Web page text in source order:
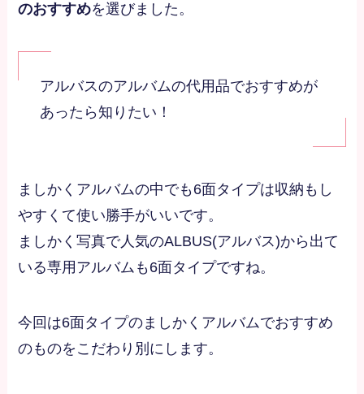
のおすすめを選びました。
アルバスのアルバムの代用品でおすすめが
あったら知りたい！
ましかくアルバムの中でも6面タイプは収納もし
やすくて使い勝手がいいです。
ましかく写真で人気のALBUS(アルバス)から出て
いる専用アルバムも6面タイプですね。
今回は6面タイプのましかくアルバムでおすすめ
のものをこだわり別にします。